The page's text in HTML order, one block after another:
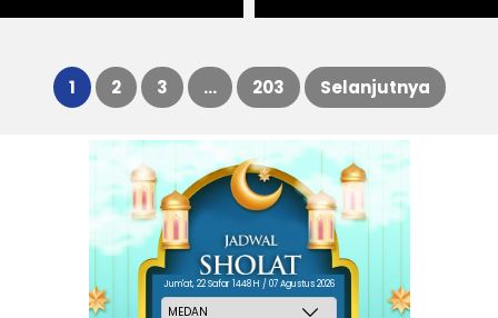
Paginasi
1 2 3 … 203 Selanjutnya
Jum'at, 22 Safar 1448 H / 07 Agustus 2026